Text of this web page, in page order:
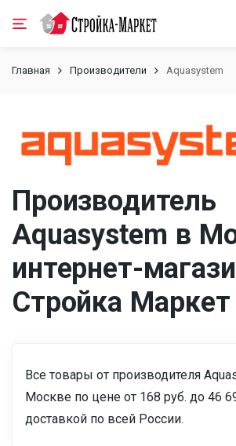
Главная Производители Aquasystem
Производитель
Aquasystem в
интернет-
Стройка Маркет
Все товары от производителя
Москве по цене от 168 руб. до 46
доставкой по всей России.